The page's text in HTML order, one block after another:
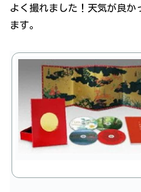
よく撮れました！天気が良か
ます。